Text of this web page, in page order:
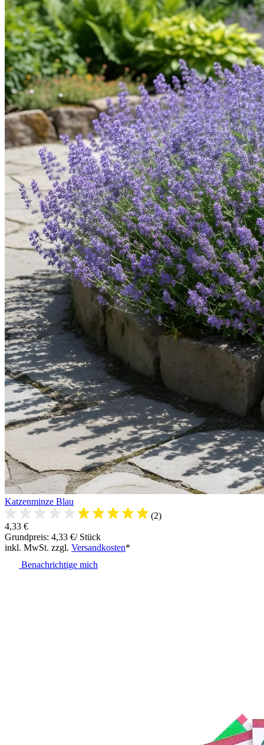
Katzenminze Blau
(2)
4,33 €
Grundpreis: 4,33 €/ Stück
inkl. MwSt. zzgl. Versandkosten*
Benachrichtige mich